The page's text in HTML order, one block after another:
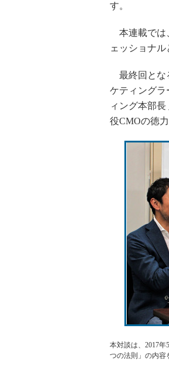
す。
本連載では
ェッショナル
最終回とな
ケティングラ
ィング本部
役CMOの徳
本対談は、2017
つの法則」の内容